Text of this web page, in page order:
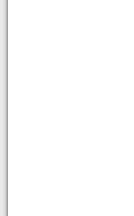
Kurs 4: “Feldsymbole,
Kurs 5: “Zusätzliche
=> ABAP E-Learning